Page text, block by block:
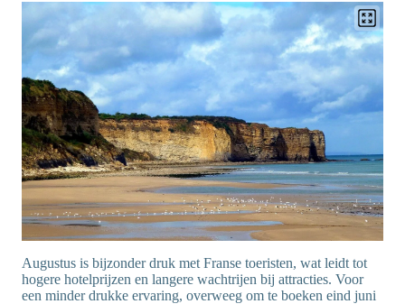
Augustus is bijzonder druk met Franse toeristen, wat leidt tot
hogere hotelprijzen en langere wachtrijen bij attracties. Voor
een minder drukke ervaring, overweeg om te boeken eind juni